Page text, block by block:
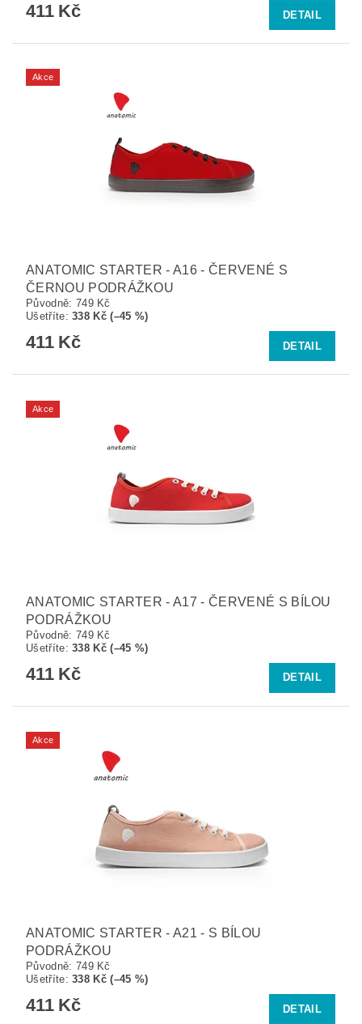
411 Kč DETAIL
Akce
ANATOMIC STARTER - A16 - ČERVENÉ S
ČERNOU PODRÁŽKOU
Původně: 749 Kč
Ušetříte:338 Kč (–45 %)
411 Kč DETAIL
Akce
ANATOMIC STARTER - A17 - ČERVENÉ S BÍLOU
PODRÁŽKOU
Původně: 749 Kč
Ušetříte:338 Kč (–45 %)
411 Kč DETAIL
Akce
ANATOMIC STARTER - A21 - S BÍLOU
PODRÁŽKOU
Původně: 749 Kč
Ušetříte:338 Kč (–45 %)
411 Kč DETAIL